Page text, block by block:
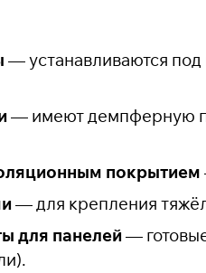
— устанавливаются
— имеют демпферную
покрытием
— для крепления
для панелей—